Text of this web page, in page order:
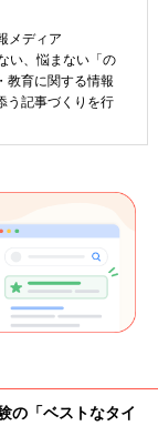
メディア
い、悩まない「の
教育に関する情報
う記事づくりを行
の「ベストなタイ